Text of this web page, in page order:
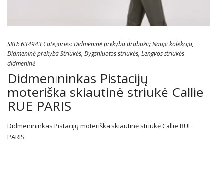
SKU:634943 Categories:Didmeninė prekyba drabužių Nauja kolekcija,
Didmeninė prekyba Striukės, Dygsniuotos striukės, Lengvos striukės
didmeninė
Didmenininkas Pistacijų
moteriška skiautinė striukė Callie
RUE PARIS
Didmenininkas Pistacijų moteriška skiautinė striukė Callie RUE
PARIS